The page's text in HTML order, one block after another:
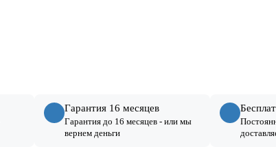
Гарантия 16 месяцев
Гарантия до 16 месяцев - или мы
вернем деньги